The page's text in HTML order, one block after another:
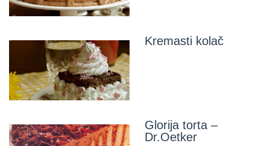
Kremasti kolač
Glorija torta –
Dr.Oetker